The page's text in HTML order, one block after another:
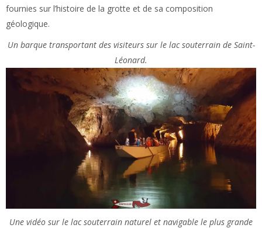
fournies sur l’histoire de la grotte et de sa composition
géologique.
Un barque transportant des visiteurs sur le lac souterrain de Saint-
Léonard.
Une vidéo sur le lac souterrain naturel et navigable le plus grande